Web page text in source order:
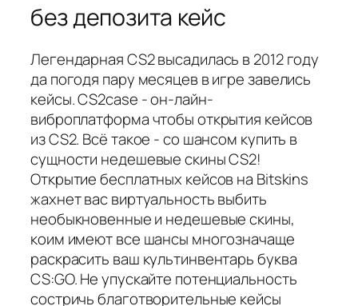
без депозита кейс
Легендарная CS2 высадилась в 2012 году
да погодя пару месяцев в игре завелись
кейсы. CS2case - он-лайн-
виброплатформа чтобы открытия кейсов
из CS2. Всё такое - со шансом купить в
сущности недешевые скины CS2!
Открытие бесплатных кейсов на Bitskins
жахнет вас виртуальность выбить
необыкновенные и недешевые скины,
коим имеют все шансы многозначаще
раскрасить ваш культинвентарь буква
CS:GO. Не упускайте потенциальность
состричь благотворительные кейсы